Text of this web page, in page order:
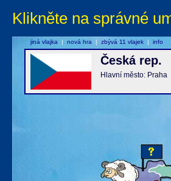
Klikněte na správné
Česká rep.
Hlavní město: Praha
jiná vlajka | nová hra | zbývá 11 vlajek | info